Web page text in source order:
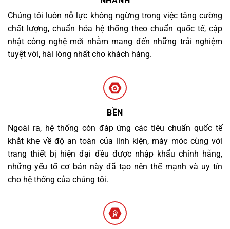
Chúng tôi luôn nỗ lực không ngừng trong việc tăng cường
chất lượng, chuẩn hóa hệ thống theo chuẩn quốc tế, cập
nhật công nghệ mới nhằm mang đến những trải nghiệm
tuyệt vời, hài lòng nhất cho khách hàng.
BỀN
Ngoài ra, hệ thống còn đáp ứng các tiêu chuẩn quốc tế
khắt khe về độ an toàn của linh kiện, máy móc cùng với
trang thiết bị hiện đại đều được nhập khẩu chính hãng,
những yếu tố cơ bản này đã tạo nên thế mạnh và uy tín
cho hệ thống của chúng tôi.